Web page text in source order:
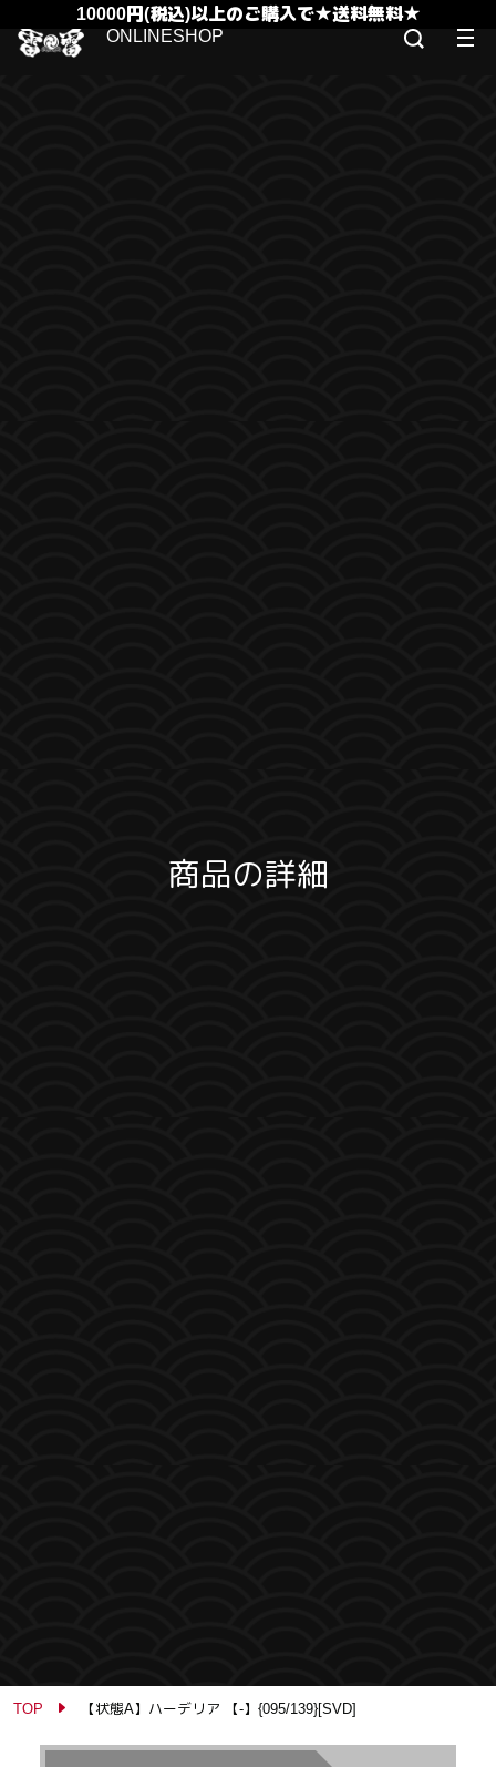
10000円(税込)以上のご購入で★送料無料★
商品の詳細
TOP 【状態A】ハーデリア 【-】{095/139}[SVD]
ONLINESHOP